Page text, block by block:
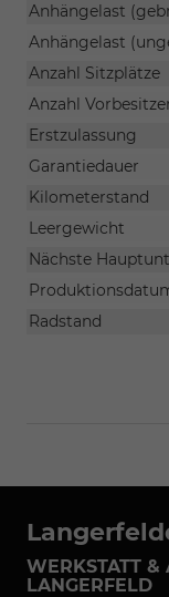
Anhängelast
Anhängelast
Anzahl Sitzplätze
Anzahl
Erstzulassung
Garantiedauer
Kilometerstand
Leergewicht
Nächste
Radstand
WERKSTATT
LANGERFELD